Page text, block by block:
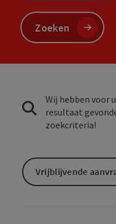
Zoeken
Wij hebben voor
resultaat
zoekcriteria!
Vrijblijvende